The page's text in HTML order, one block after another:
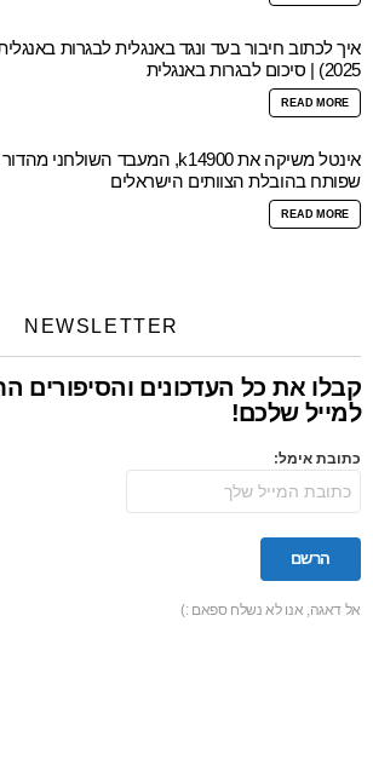
2025) | סיכום לבגרות באנגלית
READ MORE
שפותח בהובלת הצוותים הישראלים
READ MORE
NEWSLETTER
קבלו את כל העדכונים והסיפורים
למייל שלכם!
כתובת אימל:
אל דאגה, אנו לא נשלח ספאם :)